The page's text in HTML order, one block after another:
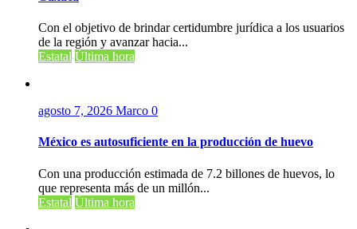
Con el objetivo de brindar certidumbre jurídica a los usuarios
de la región y avanzar hacia...
Estatal Última hora
agosto 7, 2026 Marco 0
México es autosuficiente en la producción de huevo
Con una producción estimada de 7.2 billones de huevos, lo
que representa más de un millón...
Estatal Última hora